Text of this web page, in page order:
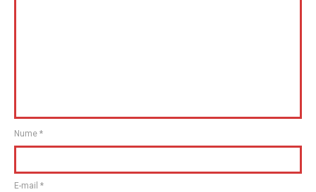
Nume *
E-mail *